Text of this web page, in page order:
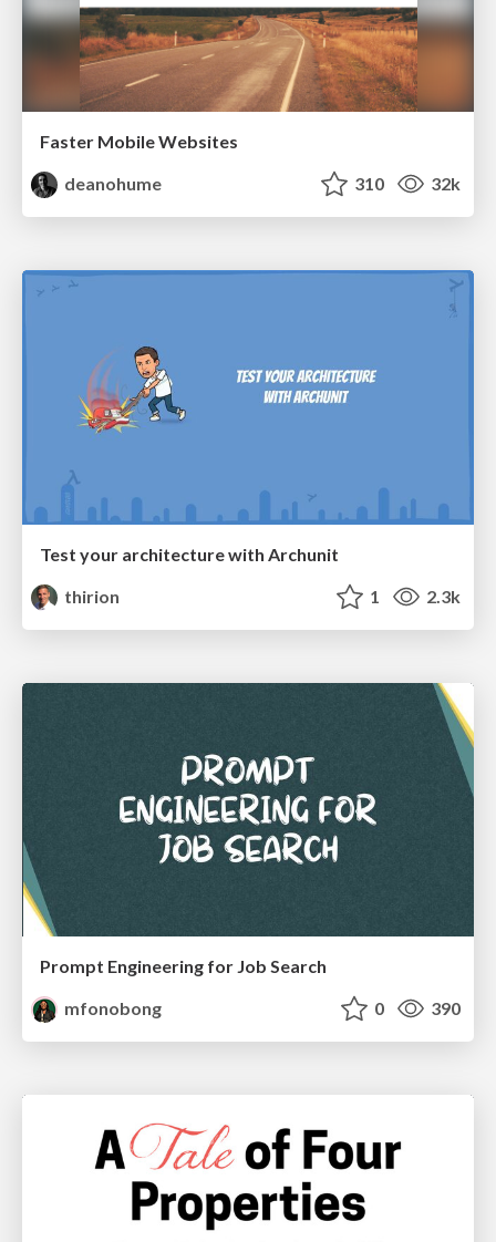
Faster Mobile Websites
deanohume
310 32k
Test your architecture with Archunit
thirion
1 2.3k
Prompt Engineering for Job Search
mfonobong
0 390